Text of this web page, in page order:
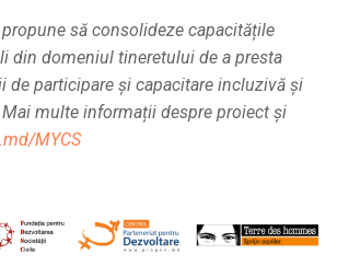
să consolideze capacitățile
din domeniul tineretului de a presta
de participare și capacitare incluzivă și
Mai multe informații despre proiect și
MYCS